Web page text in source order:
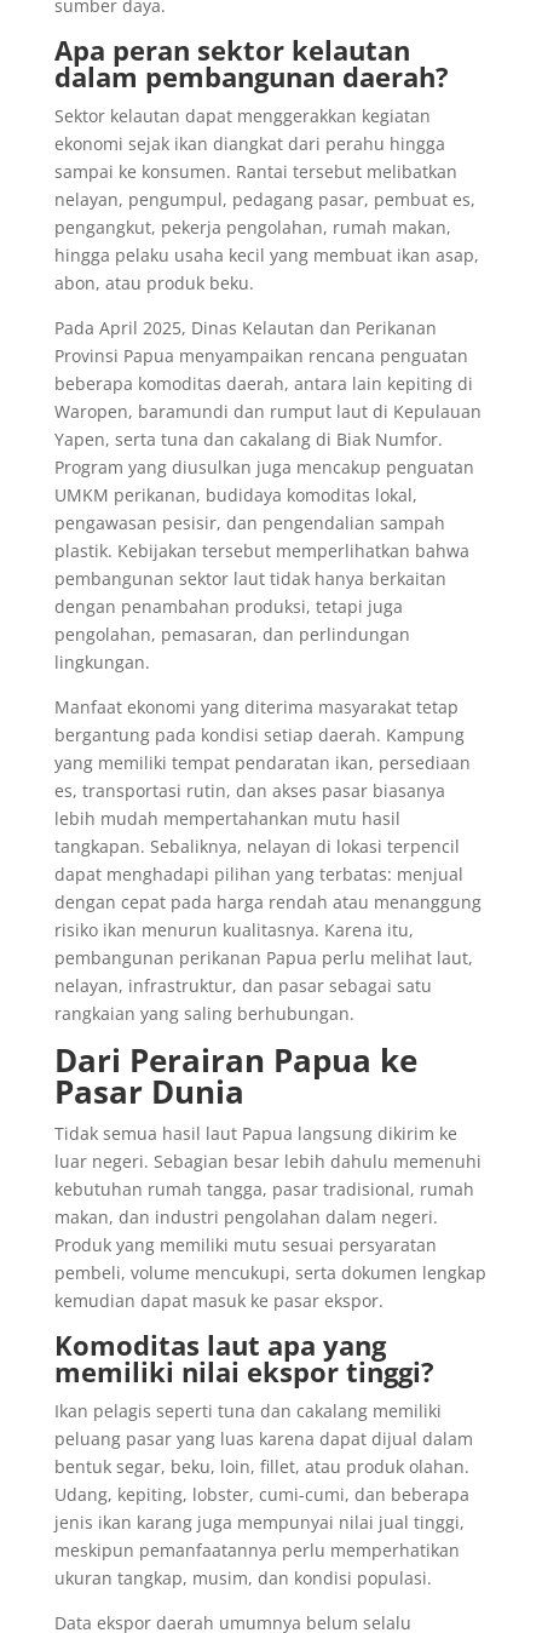
sumber daya.
Apa peran sektor kelautan
dalam pembangunan daerah?
Sektor kelautan dapat menggerakkan kegiatan
ekonomi sejak ikan diangkat dari perahu hingga
sampai ke konsumen. Rantai tersebut melibatkan
nelayan, pengumpul, pedagang pasar, pembuat es,
pengangkut, pekerja pengolahan, rumah makan,
hingga pelaku usaha kecil yang membuat ikan asap,
abon, atau produk beku.
Pada April 2025, Dinas Kelautan dan Perikanan
Provinsi Papua menyampaikan rencana penguatan
beberapa komoditas daerah, antara lain kepiting di
Waropen, baramundi dan rumput laut di Kepulauan
Yapen, serta tuna dan cakalang di Biak Numfor.
Program yang diusulkan juga mencakup penguatan
UMKM perikanan, budidaya komoditas lokal,
pengawasan pesisir, dan pengendalian sampah
plastik. Kebijakan tersebut memperlihatkan bahwa
pembangunan sektor laut tidak hanya berkaitan
dengan penambahan produksi, tetapi juga
pengolahan, pemasaran, dan perlindungan
lingkungan.
Manfaat ekonomi yang diterima masyarakat tetap
bergantung pada kondisi setiap daerah. Kampung
yang memiliki tempat pendaratan ikan, persediaan
es, transportasi rutin, dan akses pasar biasanya
lebih mudah mempertahankan mutu hasil
tangkapan. Sebaliknya, nelayan di lokasi terpencil
dapat menghadapi pilihan yang terbatas: menjual
dengan cepat pada harga rendah atau menanggung
risiko ikan menurun kualitasnya. Karena itu,
pembangunan perikanan Papua perlu melihat laut,
nelayan, infrastruktur, dan pasar sebagai satu
rangkaian yang saling berhubungan.
Dari Perairan Papua ke
Pasar Dunia
Tidak semua hasil laut Papua langsung dikirim ke
luar negeri. Sebagian besar lebih dahulu memenuhi
kebutuhan rumah tangga, pasar tradisional, rumah
makan, dan industri pengolahan dalam negeri.
Produk yang memiliki mutu sesuai persyaratan
pembeli, volume mencukupi, serta dokumen lengkap
kemudian dapat masuk ke pasar ekspor.
Komoditas laut apa yang
memiliki nilai ekspor tinggi?
Ikan pelagis seperti tuna dan cakalang memiliki
peluang pasar yang luas karena dapat dijual dalam
bentuk segar, beku, loin, fillet, atau produk olahan.
Udang, kepiting, lobster, cumi-cumi, dan beberapa
jenis ikan karang juga mempunyai nilai jual tinggi,
meskipun pemanfaatannya perlu memperhatikan
ukuran tangkap, musim, dan kondisi populasi.
Data ekspor daerah umumnya belum selalu